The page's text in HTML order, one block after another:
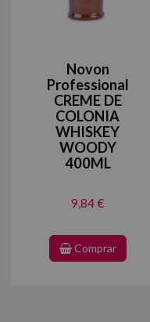
Novon
Professional
CREME DE
COLONIA
WHISKEY
WOODY
400ML
9,84 €
Comprar